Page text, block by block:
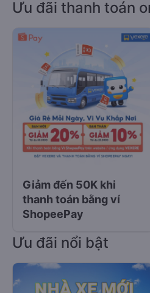
Ưu đãi thanh toán
Giảm đến 50K khi
thanh toán bằng ví
ShopeePay
Ưu đãi nổi bật